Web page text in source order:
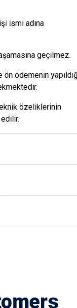
ismi adına
geçilmez.
ödemenin
özeliklerinin